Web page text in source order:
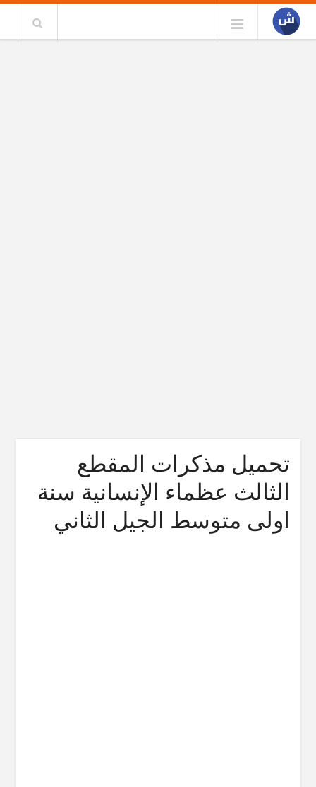
تحميل مذكرات المقطع
الثالث عظماء الإنسانية سنة
اولى متوسط الجيل الثاني